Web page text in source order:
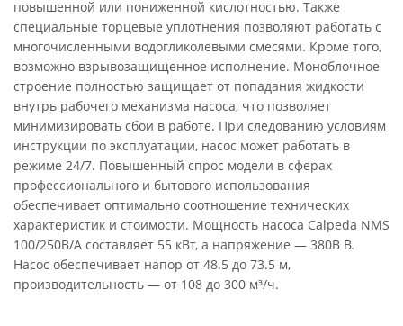
повышенной или пониженной кислотностью. Также
специальные торцевые уплотнения позволяют работать с
многочисленными водогликолевыми смесями. Кроме того,
возможно взрывозащищенное исполнение. Моноблочное
строение полностью защищает от попадания жидкости
внутрь рабочего механизма насоса, что позволяет
минимизировать сбои в работе. При следованию условиям
инструкции по эксплуатации, насос может работать в
режиме 24/7. Повышенный спрос модели в сферах
профессионального и бытового использования
обеспечивает оптимально соотношение технических
характеристик и стоимости. Мощность насоса Calpeda NMS
100/250B/A составляет 55 кВт, а напряжение — 380В В.
Насос обеспечивает напор от 48.5 до 73.5 м,
производительность — от 108 до 300 м³/ч.